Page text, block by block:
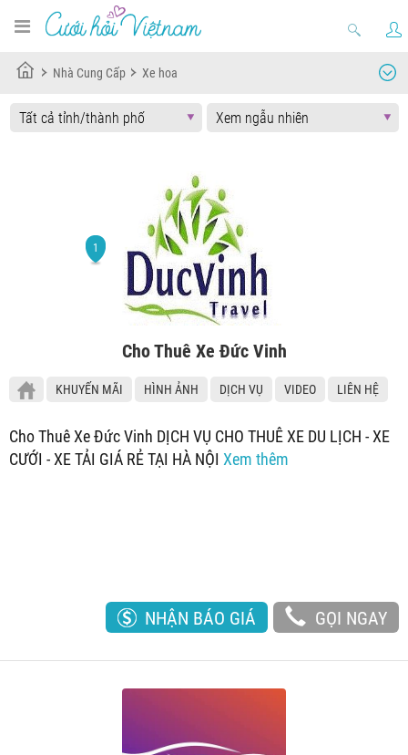
Nhà Cung Cấp Xe hoa
Cho Thuê Xe Đức Vinh
KHUYẾN MÃI HÌNH ẢNH DỊCH VỤ VIDEO LIÊN HỆ
Cho Thuê Xe Đức Vinh DỊCH VỤ CHO THUÊ XE DU LỊCH - XE
CƯỚI - XE TẢI GIÁ RẺ TẠI HÀ NỘI Xem thêm
NHẬN BÁO GIÁ GỌI NGAY